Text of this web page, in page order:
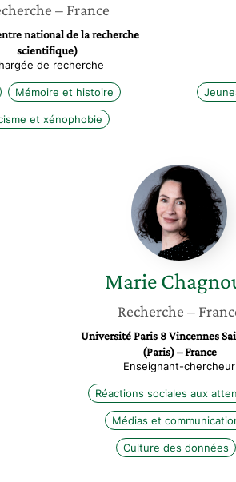
– France
national de la recherche
scientifique)
de recherche
Mémoire et histoire
et xénophobie
Marie
Chagnoux
Marie
Recherche –
Université Paris 8 Vincennes
(Paris) – France
Enseignant-chercheur
Réactions sociales aux
Médias et
Culture des données